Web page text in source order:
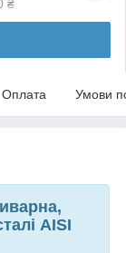
₴
Оплата Умови
AISI